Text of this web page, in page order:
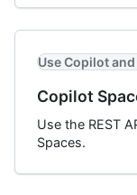
Use Copilot
Copilot
Use the REST
Spaces.